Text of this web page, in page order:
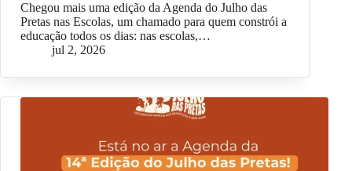
Chegou mais uma edição da Agenda do Julho das
Pretas nas Escolas, um chamado para quem constrói a
educação todos os dias: nas escolas,…
jul 2, 2026